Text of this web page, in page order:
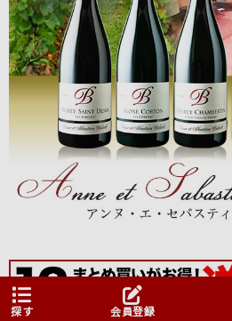
探す 会員登録